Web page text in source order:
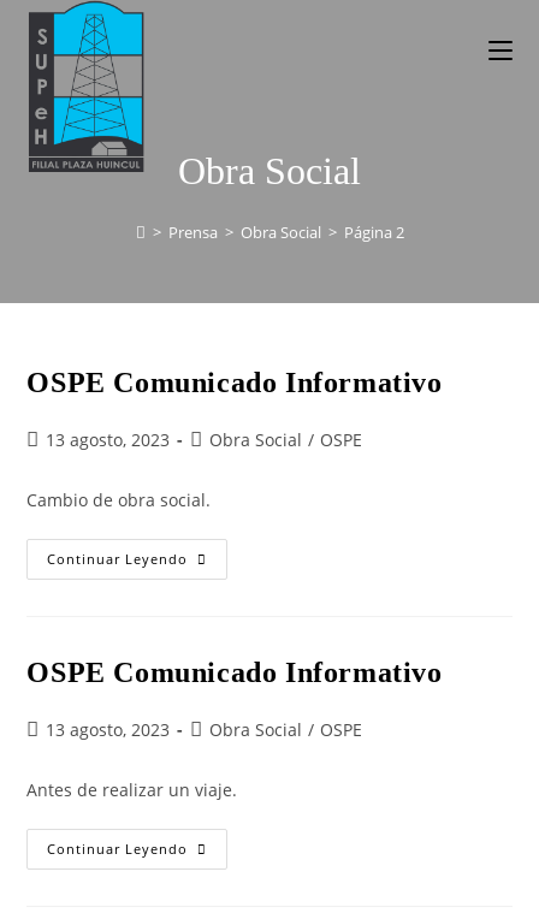
Obra Social
> Prensa > Obra Social > Página 2
OSPE Comunicado Informativo
13 agosto, 2023 Obra Social / OSPE
Cambio de obra social.
Continuar Leyendo
OSPE Comunicado Informativo
13 agosto, 2023 Obra Social / OSPE
Antes de realizar un viaje.
Continuar Leyendo